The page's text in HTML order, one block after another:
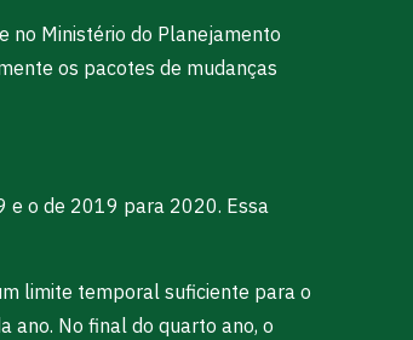
no Ministério do Planejamento
os pacotes de mudanças
e o de 2019 para 2020. Essa
limite temporal suficiente para o
ano. No final do quarto ano, o